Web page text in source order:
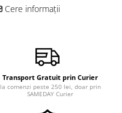
Cere informații
Transport Gratuit prin Curier
la comenzi peste 250 lei, doar prin
SAMEDAY Curier